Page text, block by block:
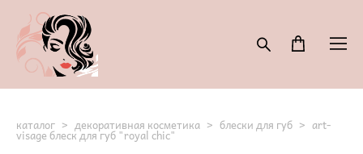
каталог > декоративная косметика > блески для губ > art-
visage блеск для губ "royal chic"